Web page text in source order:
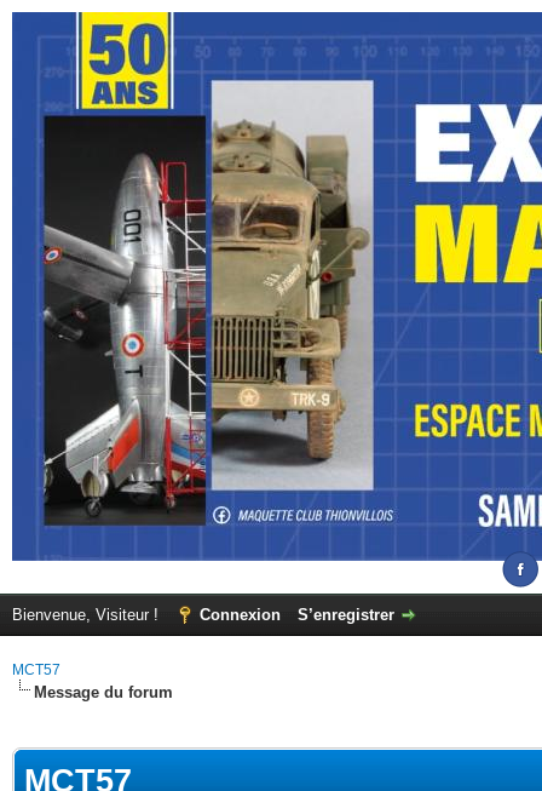
Bienvenue, Visiteur ! Connexion S’enregistrer
MCT57
Message du forum
MCT57